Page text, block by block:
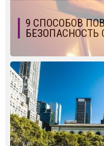
9 СПОСОБОВ
БЕЗОПАСНОСТЬ